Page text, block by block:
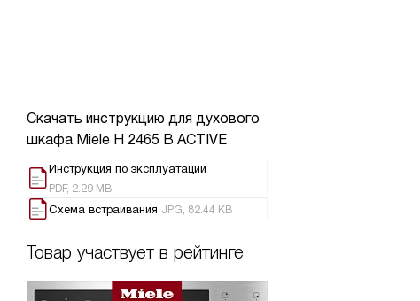
Скачать инструкцию для духового
шкафа Miele H 2465 B ACTIVE
Инструкция по эксплуатации
PDF, 2.29 MB
Схема встраивания JPG, 82.44 KB
Товар участвует в рейтинге